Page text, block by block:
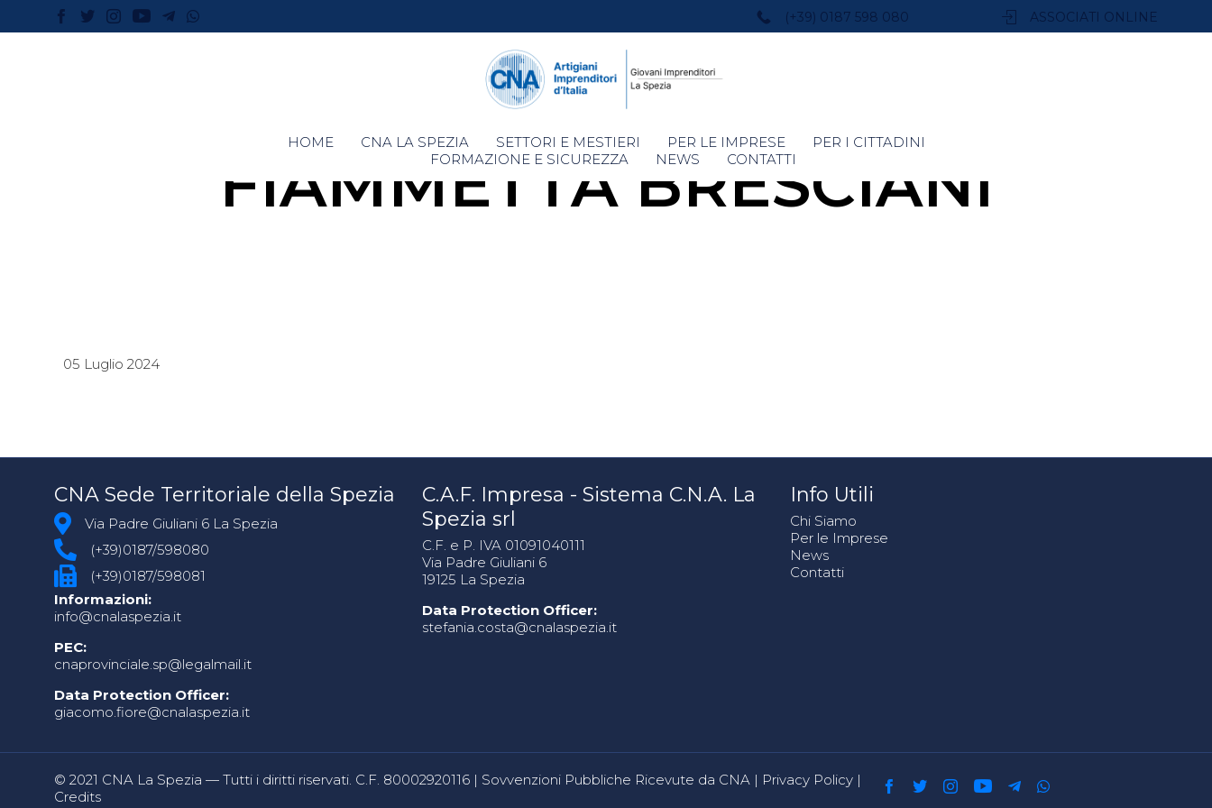
(+39) 0187 598 080 ASSOCIATI ONLINE
Skip
to
HOME CNA LA SPEZIA SETTORI E MESTIERI PER LE IMPRESE
PER I CITTADINI
FORMAZIONE E SICUREZZA
NEWS CONTATTI
FIAMMETTA BRESCIANI
05 Luglio 2024
CNA Sede Territoriale della Spezia
Via Padre Giuliani 6 La Spezia
(+39)0187/598080
(+39)0187/598081
Informazioni:
info@cnalaspezia.it
PEC:
cnaprovinciale.sp@legalmail.it
Data Protection Officer:
giacomo.fiore@cnalaspezia.it
C.A.F. Impresa - Sistema C.N.A. La
Spezia srl
C.F. e P. IVA 01091040111
Via Padre Giuliani 6
19125 La Spezia
Data Protection Officer:
stefania.costa@cnalaspezia.it
Info Utili
Chi Siamo
Per le Imprese
News
Contatti
© 2021 CNA La Spezia — Tutti i diritti riservati. C.F. 80002920116 | Sovvenzioni Pubbliche Ricevute da CNA | Privacy Policy |
Credits